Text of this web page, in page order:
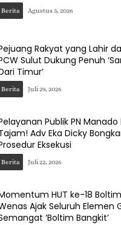
Berita Agustus 3, 2026
Rakyat yang Lahir
Sulut Dukung Penuh
Timur’
Berita Juli 29, 2026
Publik PN Manado
Adv Eka Dicky
Eksekusi
Berita Juli 22, 2026
HUT ke-18
Ajak Seluruh Elemen
‘Boltim Bangkit’